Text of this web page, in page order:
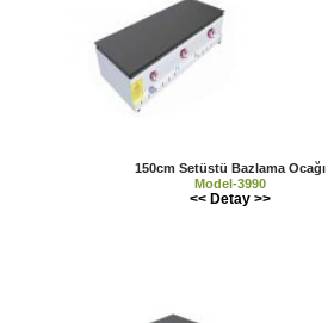
150cm Setüstü Bazlama Ocağı
Model-3990
<< Detay >>